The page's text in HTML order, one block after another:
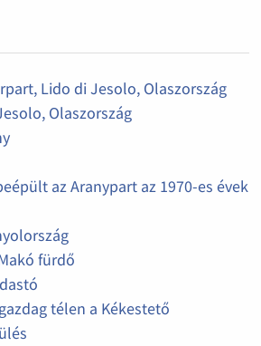
Lido di Jesolo, Olaszország
Olaszország
az Aranypart az 1970-es évek
fürdő
télen a Kékestető